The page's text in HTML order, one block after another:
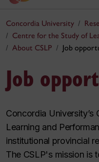
Concordia University
Centre for the Study of
About CSLP
Job
Job
Concordia
Learning and
institutional provincial
The CSLP's mission is